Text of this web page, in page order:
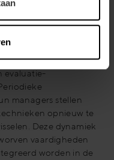
binnen BPBFC te
heeft
evaluatie-
managers stellen
opnieuw te
Deze dynamiek
vaardigheden
worden in de